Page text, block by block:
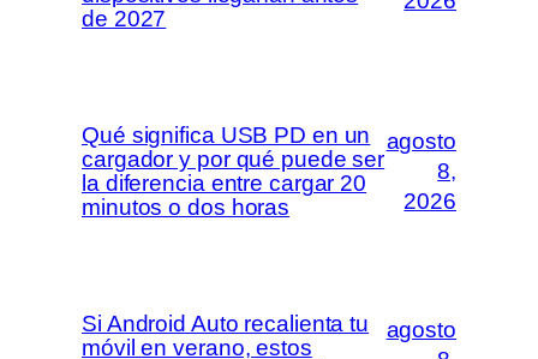
de 2027
Qué significa USB PD en un
cargador y por qué puede ser
la diferencia entre cargar 20
minutos o dos horas
agosto
8,
2026
Si Android Auto recalienta tu
móvil en verano, estos
agosto